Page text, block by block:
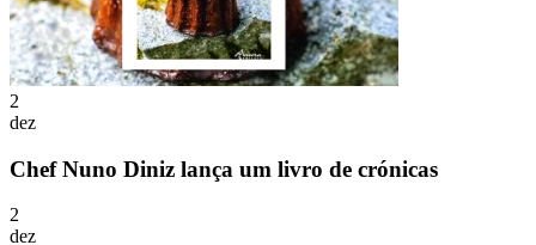
2
dez
Chef Nuno Diniz lança um livro de crónicas
2
dez